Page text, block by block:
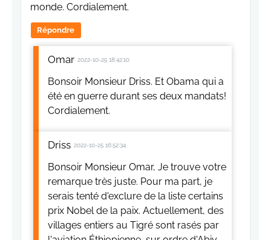
monde. Cordialement.
Répondre
Omar 2022-10-25 18:42:10
Bonsoir Monsieur Driss. Et Obama qui a
été en guerre durant ses deux mandats!
Cordialement.
Driss 2022-10-25 16:52:34
Bonsoir Monsieur Omar, Je trouve votre
remarque très juste. Pour ma part, je
serais tenté d'exclure de la liste certains
prix Nobel de la paix. Actuellement, des
villages entiers au Tigré sont rasés par